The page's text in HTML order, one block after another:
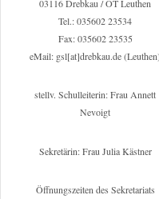
03116 Drebkau / OT Leuthen
Tel.: 035602 23534
Fax: 035602 23535
eMail: gsl[at]drebkau.de
stellv. Schulleiterin: Frau Annett
Nevoigt
Sekretärin: Frau Julia Kästner
Öffnungszeiten des Sekretariats